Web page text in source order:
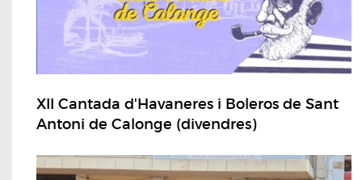
XII Cantada d'Havaneres i Boleros de Sant
Antoni de Calonge (divendres)